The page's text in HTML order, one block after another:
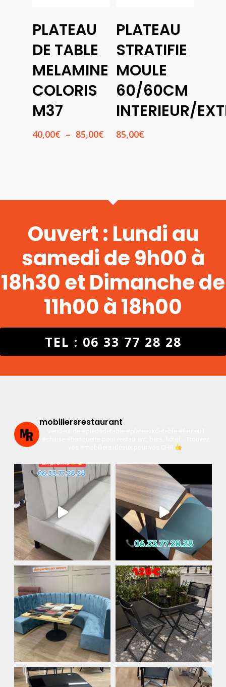
Des
Options
PLATEAU
DE TABLE
MELAMINE
COLORIS
M37
40,00€ – 85,00€Plage
Ajouter
Au
Panier
PLATEAU
STRATIFIE
MOULE
60/60CM
INTERIEUR/
85,00€
Ouvert : Lundi au
samedi de 9h00 à
18h30 et Dimanche de
11h00 à 18h00
TEL : 06 33 77 28 28
mobiliersrestaurant